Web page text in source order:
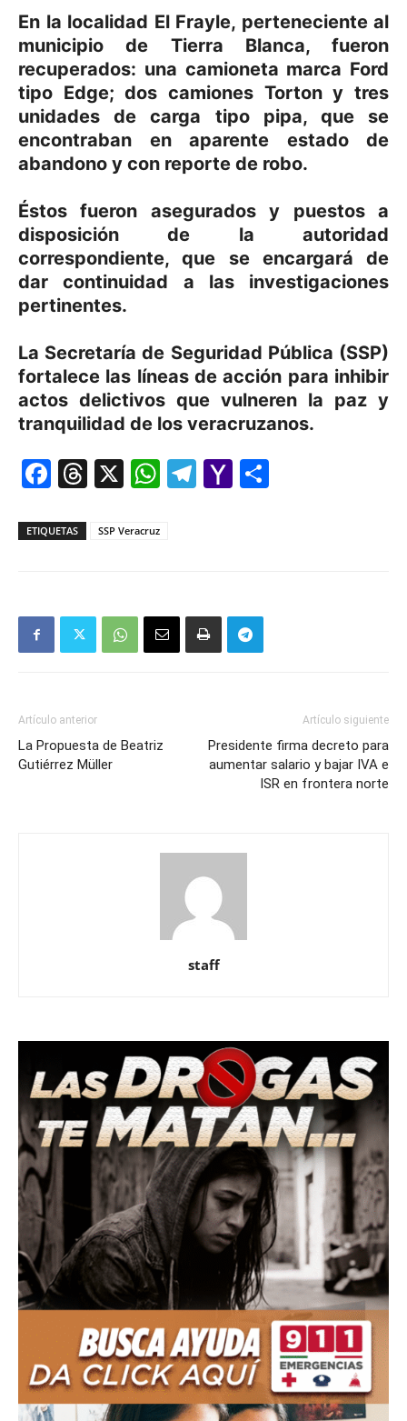
En la localidad El Frayle, perteneciente al
municipio de Tierra Blanca, fueron
recuperados: una camioneta marca Ford
tipo Edge; dos camiones Torton y tres
unidades de carga tipo pipa, que se
encontraban en aparente estado de
abandono y con reporte de robo.
Éstos fueron asegurados y puestos a
disposición de la autoridad
correspondiente, que se encargará de
dar continuidad a las investigaciones
pertinentes.
La Secretaría de Seguridad Pública (SSP)
fortalece las líneas de acción para inhibir
actos delictivos que vulneren la paz y
tranquilidad de los veracruzanos.
Facebook
Threads
X WhatsApp
Telegram
Yahoo
ETIQUETAS SSP Veracruz
Artículo anterior
La Propuesta de Beatriz
Gutiérrez Müller
Artículo siguiente
Presidente firma decreto para
aumentar salario y bajar IVA e
ISR en frontera norte
staff